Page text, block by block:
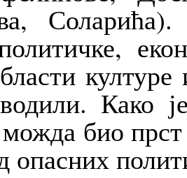
Како
био
опасних